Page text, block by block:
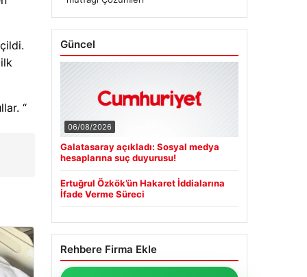
“
Galatasaray açıkladı: Sosyal medya
hesaplarına suç duyurusu!
İfade Verme Süreci